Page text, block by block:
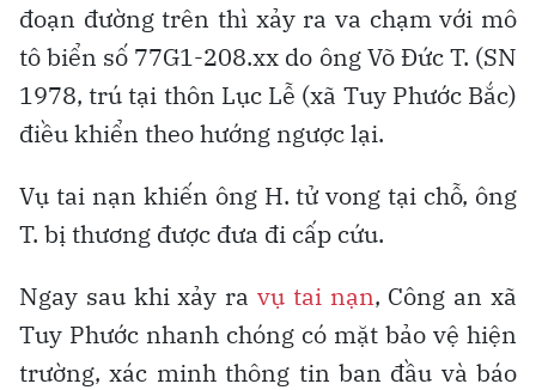
đoạn đường trên thì xảy ra va chạm với mô
tô biển số 77G1-208.xx do ông Võ Đức T. (SN
1978, trú tại thôn Lục Lễ (xã Tuy Phước Bắc)
điều khiển theo hướng ngược lại.
Vụ tai nạn khiến ông H. tử vong tại chỗ, ông
T. bị thương được đưa đi cấp cứu.
Ngay sau khi xảy ra vụ tai nạn, Công an xã
Tuy Phước nhanh chóng có mặt bảo vệ hiện
trường, xác minh thông tin ban đầu và báo